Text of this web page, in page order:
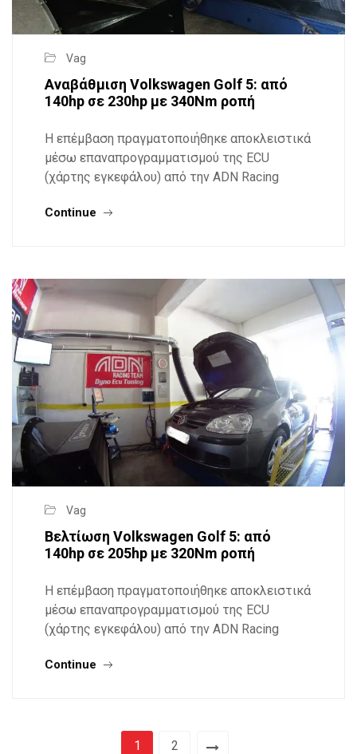
Vag
Αναβάθμιση Volkswagen Golf 5: από
140hp σε 230hp με 340Nm ροπή
Η επέμβαση πραγματοποιήθηκε αποκλειστικά
μέσω επαναπρογραμματισμού της ECU
(χάρτης εγκεφάλου) από την ADN Racing
Continue
Vag
Βελτίωση Volkswagen Golf 5: από
140hp σε 205hp με 320Nm ροπή
Η επέμβαση πραγματοποιήθηκε αποκλειστικά
μέσω επαναπρογραμματισμού της ECU
(χάρτης εγκεφάλου) από την ADN Racing
Continue
1 2